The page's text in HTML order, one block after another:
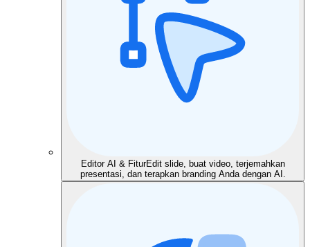
Editor AI & FiturEdit slide, buat video, terjemahkan
presentasi, dan terapkan branding Anda dengan AI.